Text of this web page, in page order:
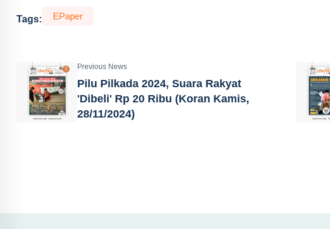
Tags: EPaper
Previous News
Pilu Pilkada 2024, Suara Rakyat
'Dibeli' Rp 20 Ribu (Koran Kamis,
28/11/2024)